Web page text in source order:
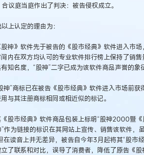
庭当庭作出了判决：被告侵权成立。
认定的理由为：
神》软件先于被告的《股市经典》软件进入市
内在双方均认可的专业软件排行榜上保持了销
知名度，“股神”二字已成为该软件商品声誉的
神”商标已在被告《股市经典》软件进入市场前
与其注册商标相同或相近似的标记。
股市经典》软件商品包装上标明“股神2000暨
作为链接的标识在其网站上宣传、销售该软件，
在读音上并无差异，被告自今年3月起将其“股市
了联系和对比，误导了消费者，降低了原告《